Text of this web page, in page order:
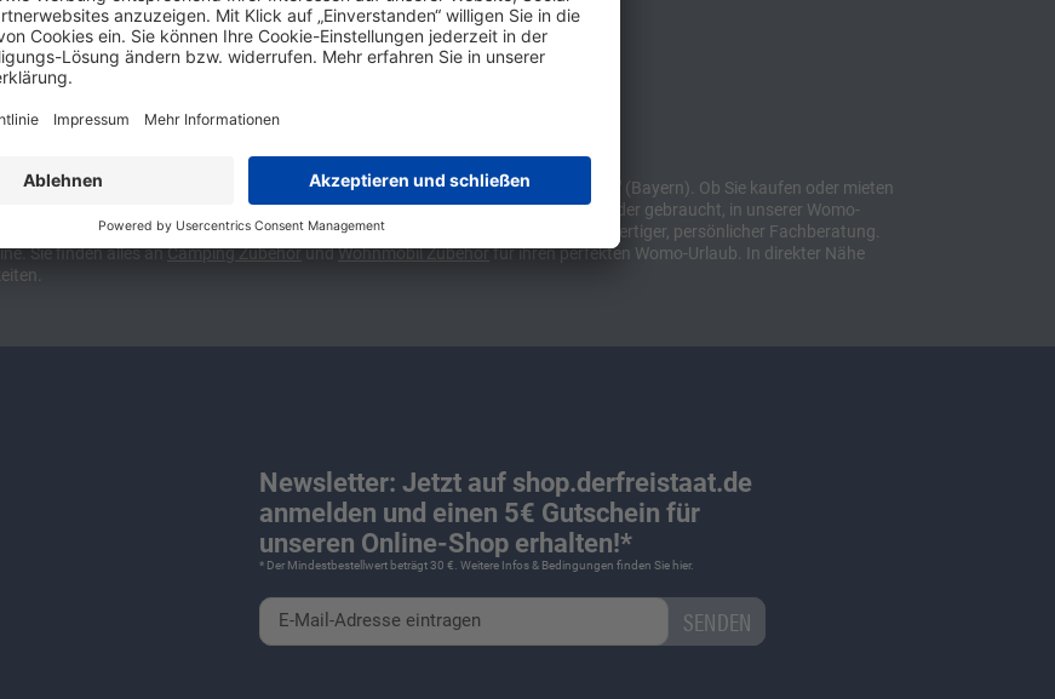
und Stuttgart, 10 Minuten vor der Stadtgrenze Münchens, Ausfahrt "Sulzemoos" (Bayern). Ob Sie kaufen oder mieten
Camper Vans, oder den puren Luxus. Ob Caravan oder Wohnmobil, ob neu oder gebraucht, in unserer Womo-
und Caravaning! Wohnmobilverkauf und Wohnwagenverkauf inklusive hochwertiger, persönlicher Fachberatung.
Sie finden alles anCampingZubehörundWohnmobil Zubehörfür ihren perfekten Womo-Urlaub. In direkter Nähe
Newsletter: Jetzt auf shop.derfreistaat.de
anmelden und einen 5€ Gutschein für
unseren Online-Shop erhalten!*
* Der Mindestbestellwert beträgt 30 €. Weitere Infos & Bedingungen finden Sie hier.